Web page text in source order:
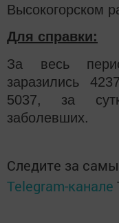
Высокогорском
Для справки:
За весь
заразились
5037, за
заболевших.
Следите за
Telegram-канале